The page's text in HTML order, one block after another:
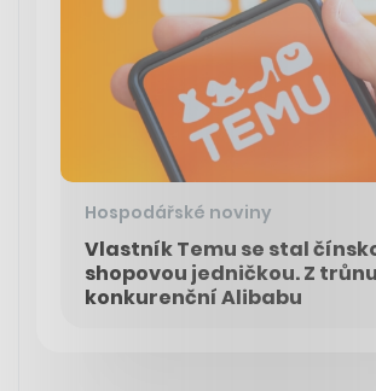
Hospodářské noviny
Vlastník Temu se stal
shopovou jedničkou. Z
konkurenční Alibabu